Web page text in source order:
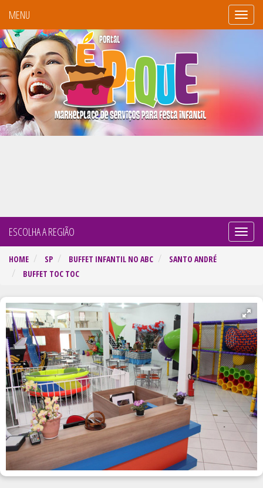
Portal
É
MENU
por
ESCOLHA A REGIÃO
HOME SP BUFFET INFANTIL NO ABC
SANTO ANDRÉ
BUFFET TOC TOC